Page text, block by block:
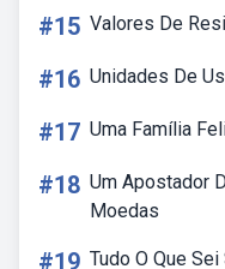
#15 Valores De
#16 Unidades De
#17 Uma Família
#18 Um Apostador
Moedas
#19 Tudo O Que